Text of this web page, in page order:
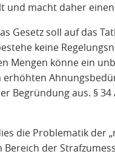
und macht daher
Gesetz soll auf das
keine
Mengen könne ein
Begründung aus. § 34
die Problematik der
der